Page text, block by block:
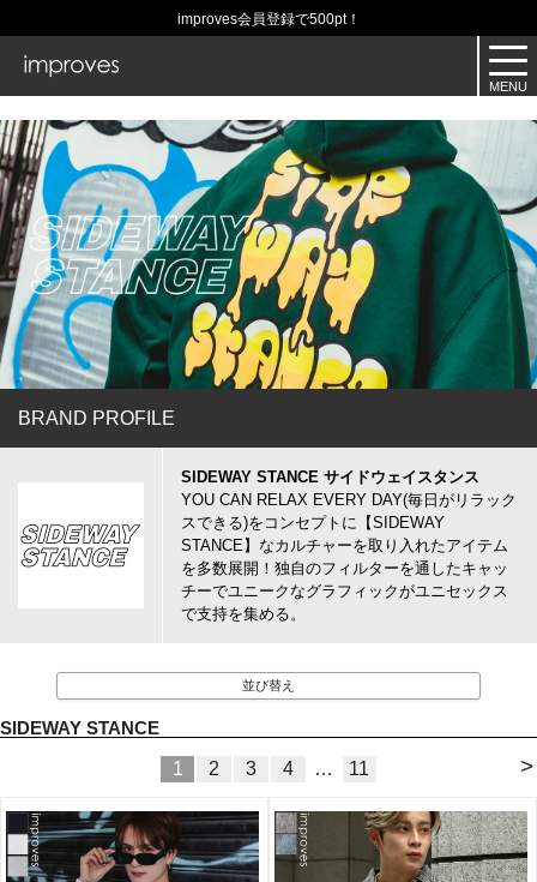
improves会員登録で500pt！
BRAND PROFILE
SIDEWAY STANCE サイドウェイスタンス
YOU CAN RELAX EVERY DAY(毎日がリラック
スできる)をコンセプトに【SIDEWAY
STANCE】なカルチャーを取り入れたアイテム
を多数展開！独自のフィルターを通したキャッ
チーでユニークなグラフィックがユニセックス
で支持を集める。
並び替え
SIDEWAY STANCE
>
1 2 3 4 … 11